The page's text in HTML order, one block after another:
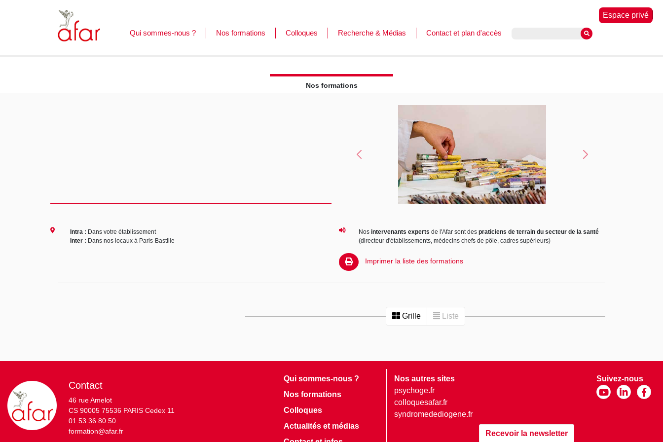
Qui sommes-nous ? Nos formations Colloques Recherche & Médias Contact et plan d'accès
Espace privé
Nos formations
Précédent Suivant
Intra : Dans votre établissement
Inter : Dans nos locaux à Paris-Bastille
Nos intervenants experts de l'Afar sont des praticiens de terrain du secteur de la santé
(directeur d'établissements, médecins chefs de pôle, cadres supérieurs)
Imprimer la liste des formations
Grille Liste
Contact
46 rue Amelot
CS 90005 75536 PARIS Cedex 11
01 53 36 80 50
formation@afar.fr
Qui sommes-nous ?
Nos formations
Colloques
Actualités et médias
Nos autres sites
psychoge.fr
colloquesafar.fr
syndromedediogene.fr
Suivez-nous
Recevoir la newsletter